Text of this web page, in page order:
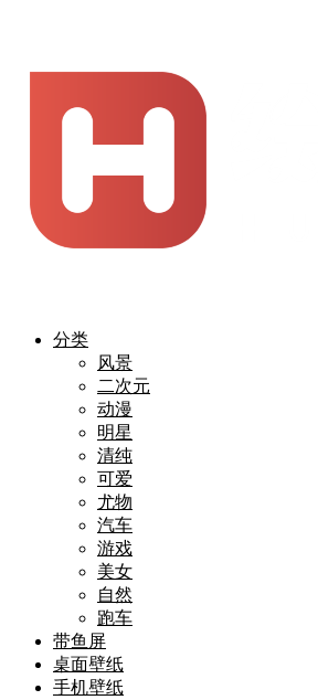
分类
风景
二次元
动漫
明星
清纯
可爱
尤物
汽车
游戏
美女
自然
跑车
带鱼屏
桌面壁纸
手机壁纸